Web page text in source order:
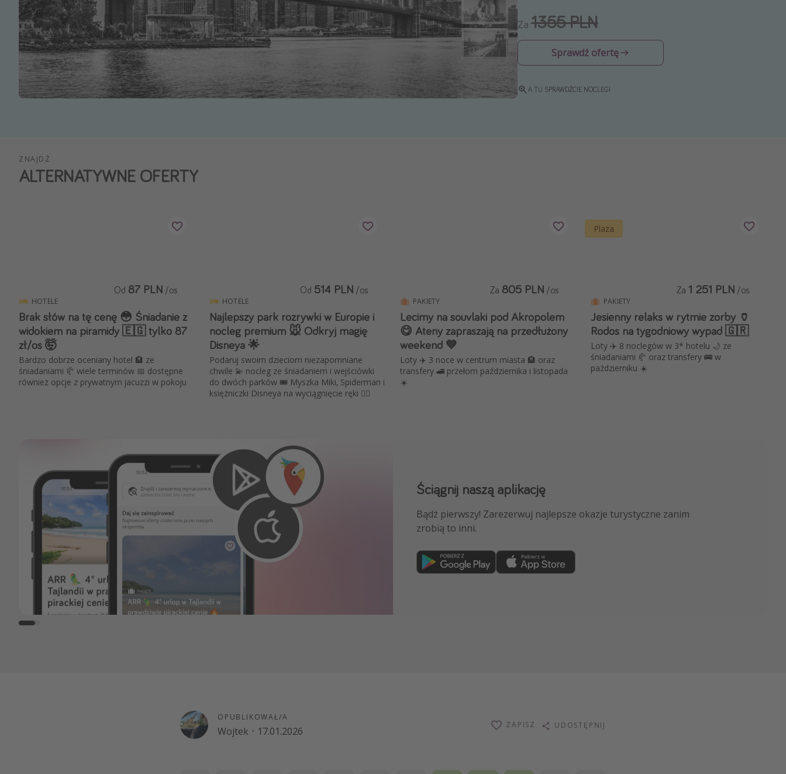
Wszystkie
Za1355 PLN
Sprawdź ofertę
A TU SPRAWDŹCIE NOCLEGI
ZNAJDŹ
ALTERNATYWNE OFERTY
HOTELE
Brak słów na tę cenę 😳 Śniadanie z
widokiem na piramidy 🇪🇬 tylko 87
zł/os 🤯
Bardzo dobrze oceniany hotel 🏨 ze
śniadaniami 🥐 wiele terminów 📅 dostępne
również opcje z prywatnym jacuzzi w pokoju
Od 87 PLN /os
HOTELE
Najlepszy park rozrywki w Europie i
nocleg premium 🐭 Odkryj magię
Disneya 🌟
Podaruj swoim dzieciom niezapomniane
chwile 💫 nocleg ze śniadaniem i wejściówki
do dwóch parków 🎟️ Myszka Miki, Spiderman i
księżniczki Disneya na wyciągnięcie ręki 🦸‍♂️
Od 514 PLN /os
PAKIETY
Lecimy na souvlaki pod Akropolem
😋 Ateny zapraszają na przedłużony
weekend 💙
Loty ✈️ 3 noce w centrum miasta 🏨 oraz
transfery 🚄 przełom października i listopada
☀️
Za 805 PLN /os
Plaża
PAKIETY
Jesienny relaks w rytmie zorby 🏺
Rodos na tygodniowy wypad 🇬🇷
Loty ✈️ 8 noclegów w 3* hotelu 🌙 ze
śniadaniami 🥐 oraz transfery 🚌 w
październiku ☀️
Za 1 251 PLN /os
Ściągnij naszą aplikację
Bądź pierwszy! Zarezerwuj najlepsze okazje turystyczne zanim
zrobią to inni.
Dołącz do naszego kanału na WhatsApp
NAJLEPSZE oferty podróżnicze, porady ekspertów i wiele więcej!
Dołącz teraz
OPUBLIKOWAŁ/A
Wojtek · 17.01.2026
ZAPISZ UDOSTĘPNIJ